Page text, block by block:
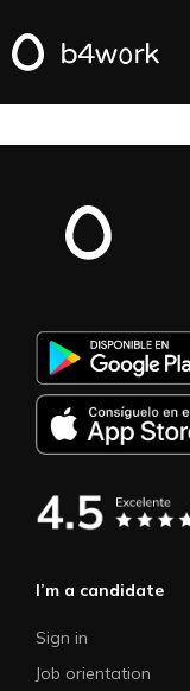
I’m a candidate
Sign in
Job orientation